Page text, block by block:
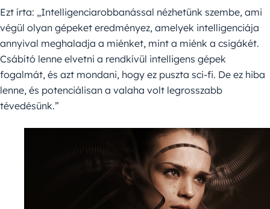
Ezt írta: „Intelligenciarobbanással nézhetünk szembe, ami
végül olyan gépeket eredményez, amelyek intelligenciája
annyival meghaladja a miénket, mint a miénk a csigákét.
Csábító lenne elvetni a rendkívül intelligens gépek
fogalmát, és azt mondani, hogy ez puszta sci-fi. De ez hiba
lenne, és potenciálisan a valaha volt legrosszabb
tévedésünk.”